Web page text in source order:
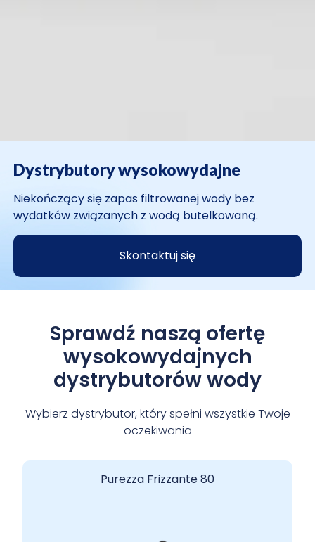
Dystrybutory wysokowydajne
Niekończący się zapas filtrowanej wody bez
wydatków związanych z wodą butelkowaną.
Skontaktuj się
Sprawdź naszą ofertę
wysokowydajnych
dystrybutorów wody
Wybierz dystrybutor, który spełni wszystkie Twoje
oczekiwania
Purezza Frizzante 80